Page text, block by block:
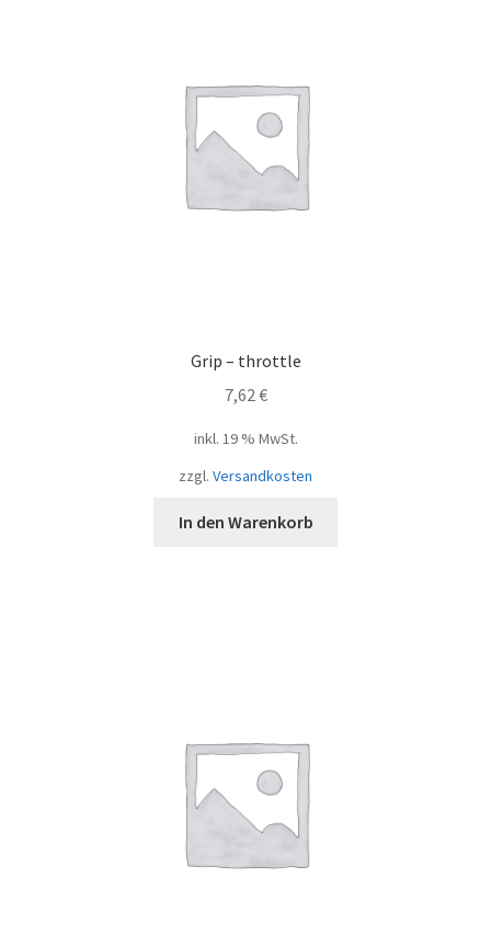
Grip – throttle
7,62 €
inkl. 19 % MwSt.
zzgl. Versandkosten
In den Warenkorb